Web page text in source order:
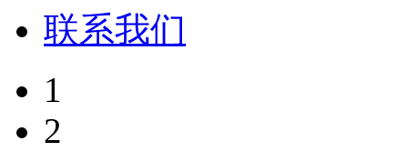
联系我们
1
2